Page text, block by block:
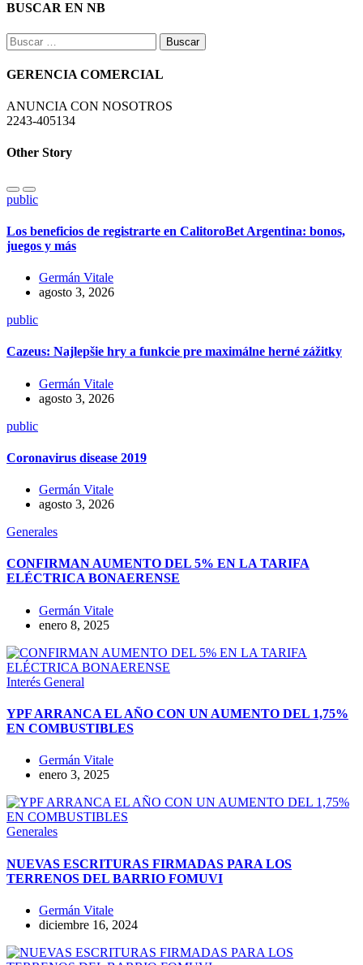
BUSCAR EN NB
Buscar:
GERENCIA COMERCIAL
ANUNCIA CON NOSOTROS
2243-405134
Other Story
public
Los beneficios de registrarte en CalitoroBet Argentina: bonos,
juegos y más
Germán Vitale
agosto 3, 2026
public
Cazeus: Najlepšie hry a funkcie pre maximálne herné zážitky
Germán Vitale
agosto 3, 2026
public
Coronavirus disease 2019
Germán Vitale
agosto 3, 2026
Generales
CONFIRMAN AUMENTO DEL 5% EN LA TARIFA
ELÉCTRICA BONAERENSE
Germán Vitale
enero 8, 2025
Interés General
YPF ARRANCA EL AÑO CON UN AUMENTO DEL 1,75%
EN COMBUSTIBLES
Germán Vitale
enero 3, 2025
Generales
NUEVAS ESCRITURAS FIRMADAS PARA LOS
TERRENOS DEL BARRIO FOMUVI
Germán Vitale
diciembre 16, 2024